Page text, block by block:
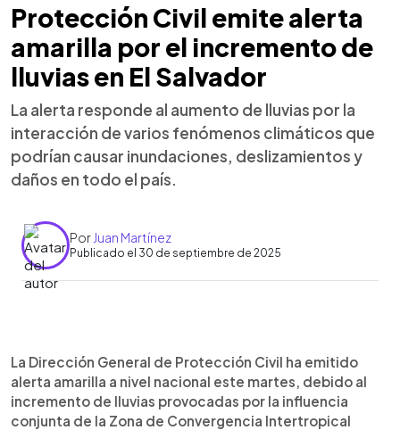
Protección Civil emite alerta
amarilla por el incremento de
lluvias en El Salvador
La alerta responde al aumento de lluvias por la
interacción de varios fenómenos climáticos que
podrían causar inundaciones, deslizamientos y
daños en todo el país.
Por Juan Martínez
Publicado el 30 de septiembre de 2025
Escuchar artículo
La Dirección General de Protección Civil ha emitido
alerta amarilla a nivel nacional este martes, debido al
incremento de lluvias provocadas por la influencia
conjunta de la Zona de Convergencia Intertropical